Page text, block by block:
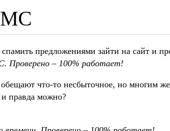
предложениями зайти на сайт и
Проверено – 100% работает!
что-то несбыточное, но многим
правда можно?